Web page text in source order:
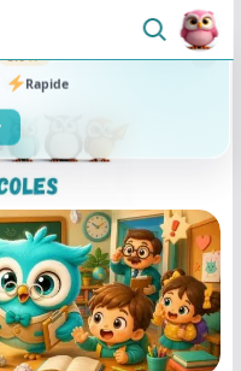
5.0